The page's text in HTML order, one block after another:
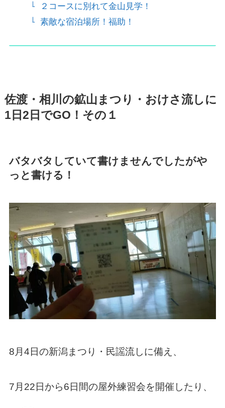
２コースに別れて金山見学！
素敵な宿泊場所！福助！
佐渡・相川の鉱山まつり・おけさ流しに
1日2日でGO！その１
バタバタしていて書けませんでしたがや
っと書ける！
8月4日の新潟まつり・民謡流しに備え、
7月22日から6日間の屋外練習会を開催したり、